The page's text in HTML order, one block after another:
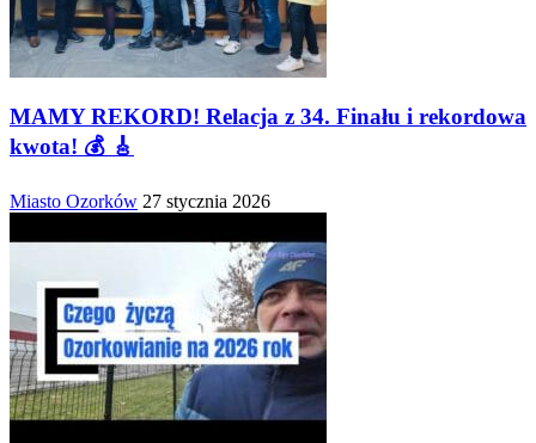
MAMY REKORD! Relacja z 34. Finału i rekordowa
kwota! 💰 🎸
Miasto Ozorków 27 stycznia 2026